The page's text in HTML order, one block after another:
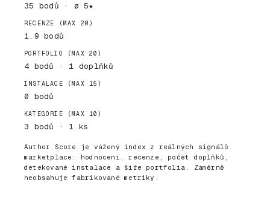
35 bodů · ø 5★
RECENZE (MAX 20)
1.9 bodů
PORTFOLIO (MAX 20)
4 bodů · 1 doplňků
INSTALACE (MAX 15)
0 bodů
KATEGORIE (MAX 10)
3 bodů · 1 ks
Author Score je vážený index z reálných signálů
marketplace: hodnocení, recenze, počet doplňků,
detekované instalace a šíře portfolia. Záměrně
neobsahuje fabrikované metriky.